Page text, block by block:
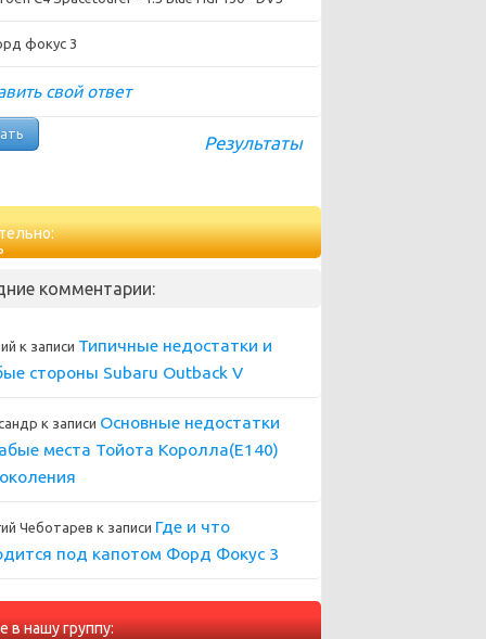
фокус 3
свой ответ
Результаты
комментарии:
к записи Типичные недостатки и
стороны Subaru Outback V
к записи Основные недостатки
места Тойота Королла(Е140)
Чеботарев к записи Где и что
под капотом Форд Фокус 3
в нашу группу: